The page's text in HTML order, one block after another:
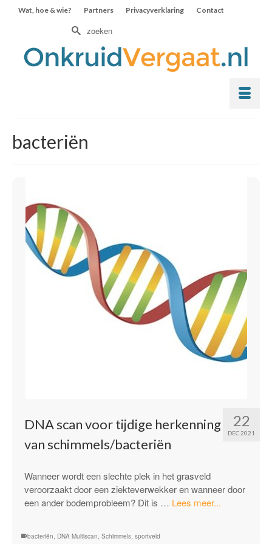
Wat, hoe & wie? Partners Privacyverklaring Contact
Zoek
bacteriën
22
DEC 2021
DNA scan voor tijdige herkenning
van schimmels/bacteriën
Wanneer wordt een slechte plek in het grasveld
veroorzaakt door een ziekteverwekker en wanneer door
een ander bodemprobleem? Dit is … Lees meer...
bacteriën, DNA Multiscan, Schimmels, sportveld